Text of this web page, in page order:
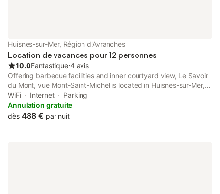
Huisnes-sur-Mer, Région d'Avranches
Location de vacances pour 12 personnes
10.0Fantastique⋅4 avis
Offering barbecue facilities and inner courtyard view, Le Savoir
du Mont, vue Mont-Saint-Michel is located in Huisnes-sur-Mer,
12 km from Mont Saint-Michel and 20 km from Scriptorial of
Avranches - Manuscript Museum of Mont Saint-Michel.
WiFi Internet
Parking
Annulation gratuite
dès 488 € par nuit